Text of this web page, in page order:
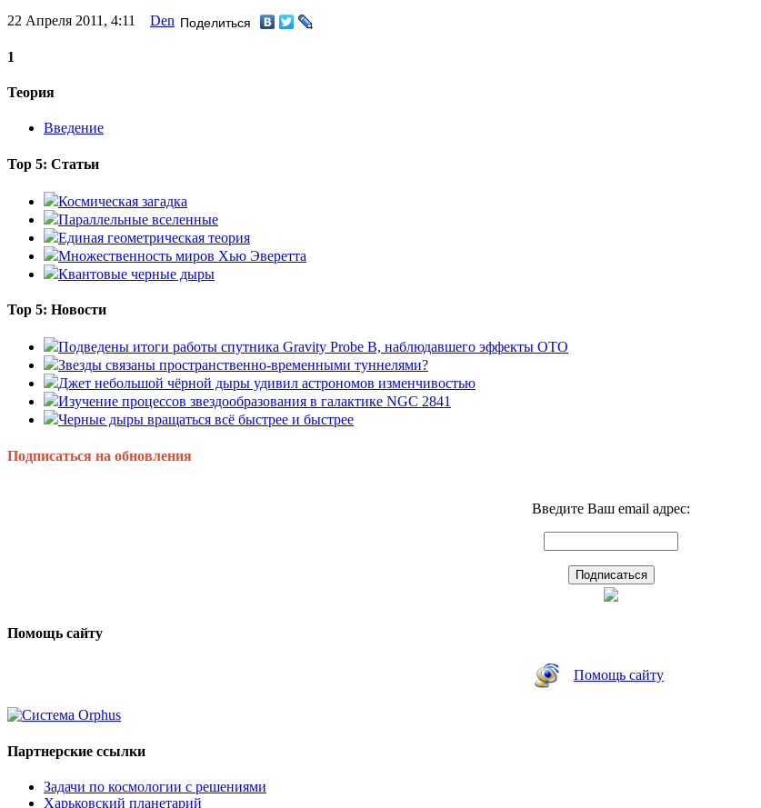
22 Апреля 2011, 4:11 Den Поделиться
1
Теория
Введение
Top 5: Статьи
Космическая загадка
Параллельные вселенные
Единая геометрическая теория
Множественность миров Хью Эверетта
Квантовые черные дыры
Top 5: Новости
Подведены итоги работы спутника Gravity Probe B, наблюдавшего эффекты ОТО
Звезды связаны пространственно-временными туннелями?
Джет небольшой чёрной дыры удивил астрономов изменчивостью
Изучение процессов звездообразования в галактике NGC 2841
Черные дыры вращаться всё быстрее и быстрее
Подписаться на обновления
Введите Ваш email адрес:
Помощь сайту
Помощь сайту
Партнерские ссылки
Задачи по космологии с решениями
Харьковский планетарий